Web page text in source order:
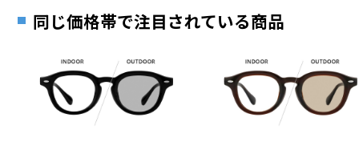
にご提示いだければ、初回に限り加工賃はかかりませんので、必ずス
タッフにご提示ください。
ル】のご提示が無かった場合、レンズ代金の他に加工賃として3,300
円(税込)を頂戴いたしますので、予めご了承ください。
※メガネ：デモレンズを外した重さ
タイプ
もっと見る
その際は記入用紙をダウンロードしてお使いください。
ダウンロード
同じ価格帯で注目されている商品